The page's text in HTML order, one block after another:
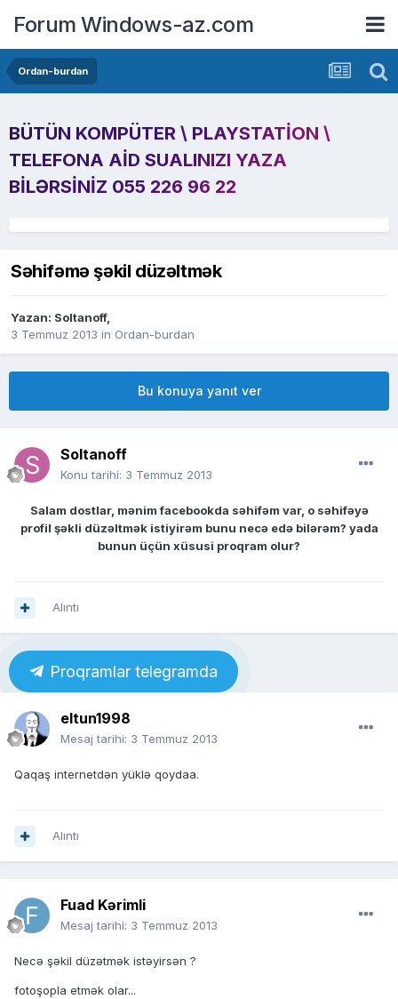
Forum Windows-az.com
Ordan-burdan
BÜTÜN KOMPÜTER \ PLAYSTATION \
TELEFONA AID SUALINIZI YAZA
BILƏRSINIZ 055 226 96 22
Səhifəmə şəkil düzəltmək
Yazan: Soltanoff,
3 Temmuz 2013 in Ordan-burdan
Bu konuya yanıt ver
Soltanoff
Konu tarihi: 3 Temmuz 2013
Salam dostlar, mənim facebookda səhifəm var, o səhifəyə
profil şəkli düzəltmək istiyirəm bunu necə edə bilərəm? yada
bunun üçün xüsusi proqram olur?
Alıntı
Proqramlar telegramda
eltun1998
Mesaj tarihi: 3 Temmuz 2013
Qaqaş internetdən yüklə qoydaa.
Alıntı
Fuad Kərimli
Mesaj tarihi: 3 Temmuz 2013
Necə şəkil düzətmək istəyirsən ?
fotoşopla etmək olar...